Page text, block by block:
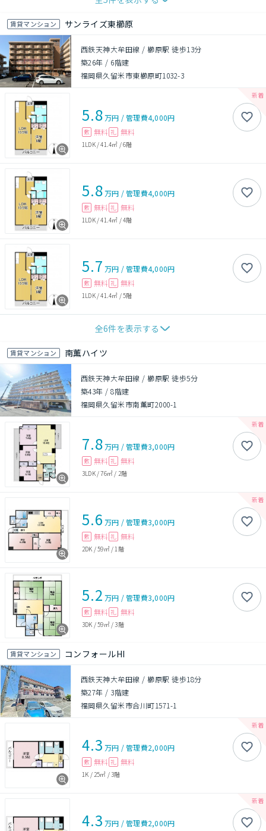
賃貸マンション サンライズ東櫛原
西鉄天神大牟田線 / 櫛原駅 徒歩13分
築26年 / 6階建
福岡県久留米市東櫛原町1032-3
5.8万円 /管理費4,000円
敷 無料 礼 無料
1LDK/41.4㎡ /6階
5.8万円 /管理費4,000円
敷 無料 礼 無料
1LDK/41.4㎡ /4階
5.7 万円 /管理費4,000円
敷 無料 礼 無料
1LDK/41.4㎡ /5階
全6件を表示する
賃貸マンション 南薫ハイツ
西鉄天神大牟田線 / 櫛原駅 徒歩5分
築43年 /8階建
福岡県久留米市南薫町2000-1
7.8万円 /管理費3,000円
敷 無料 礼 無料
3LDK/76㎡ / 2階
5.6 万円 /管理費3,000円
敷 無料 礼 無料
2DK /59㎡/ 1階
5.2 万円 /管理費3,000円
敷 無料 礼 無料
3DK /59㎡/3階
賃貸マンション コンフォールHI
西鉄天神大牟田線 / 櫛原駅 徒歩18分
築27年 / 3階建
福岡県久留米市合川町1571-1
4.3 万円 /管理費2,000円
敷 無料 礼 無料
1K / 25㎡ /3階
4.3 万円 /管理費2,000円